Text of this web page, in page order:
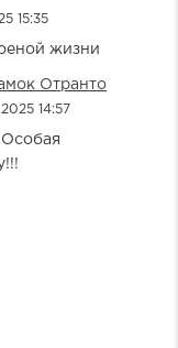
15:35
жизни
Отранто
14:57
Особая